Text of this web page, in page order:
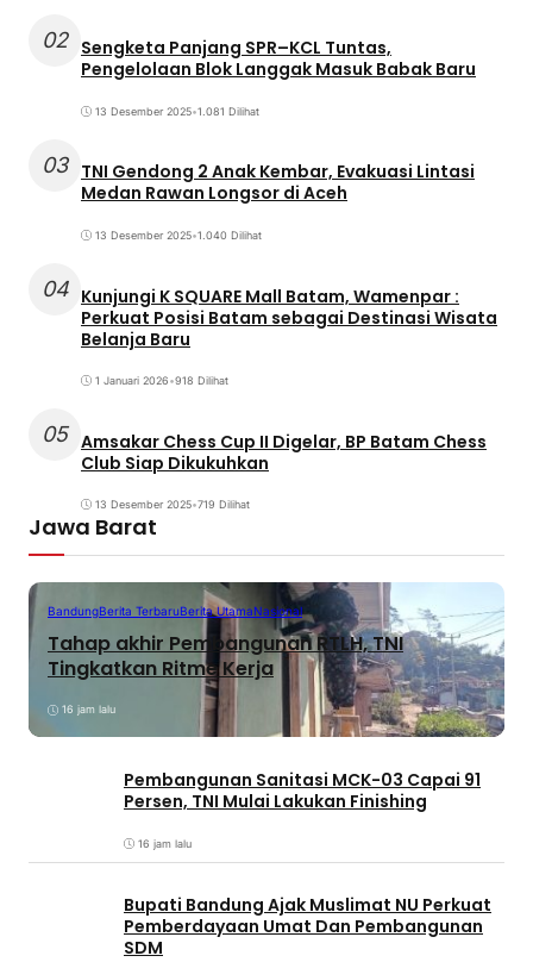
02 Sengketa Panjang SPR–KCL Tuntas,
Pengelolaan Blok Langgak Masuk Babak Baru
13 Desember 2025•1.081 Dilihat
03 TNI Gendong 2 Anak Kembar, Evakuasi Lintasi
Medan Rawan Longsor di Aceh
13 Desember 2025•1.040 Dilihat
04 Kunjungi K SQUARE Mall Batam, Wamenpar :
Perkuat Posisi Batam sebagai Destinasi Wisata
Belanja Baru
1 Januari 2026•918 Dilihat
05 Amsakar Chess Cup II Digelar, BP Batam Chess
Club Siap Dikukuhkan
13 Desember 2025•719 Dilihat
Jawa Barat
BandungBerita TerbaruBerita UtamaNasional
Tahap akhir Pembangunan RTLH, TNI
Tingkatkan Ritme Kerja
16 jam lalu
Pembangunan Sanitasi MCK-03 Capai 91
Persen, TNI Mulai Lakukan Finishing
16 jam lalu
Bupati Bandung Ajak Muslimat NU Perkuat
Pemberdayaan Umat Dan Pembangunan
SDM